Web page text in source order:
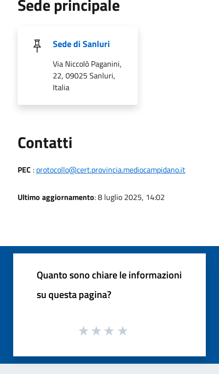
Sede principale
Sede di Sanluri
Via Niccolò Paganini,
22, 09025 Sanluri,
Italia
Contatti
PEC : protocollo@cert.provincia.mediocampidano.it
Ultimo aggiornamento: 8 luglio 2025, 14:02
Quanto sono chiare le informazioni
su questa pagina?